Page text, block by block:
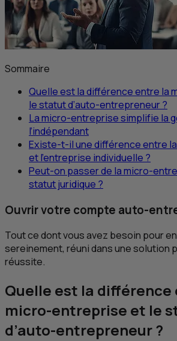
Sommaire
Quelle est la différence entre la
le statut d’auto-entrepreneur ?
La micro-entreprise simplifie la
l’indépendant
Existe-t-il une différence entre
et l’entreprise individuelle ?
Peut-on passer de la micro-
statut juridique ?
Ouvrir votre compte auto-
Tout ce dont vous avez besoin pour
sereinement, réuni dans une solution
réussite.
Quelle est la différence
micro-entreprise et le
d’auto-entrepreneur ?